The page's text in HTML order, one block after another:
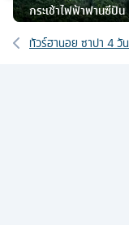
กระเช้าไฟฟ้าฟานซีปัน
เส้นทางที่เกี่ยวข้อง
ทัวร์ฮานอย ซาปา 4 วัน